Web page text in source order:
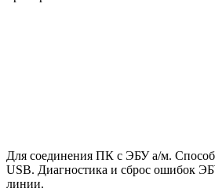
Для соединения ПК с ЭБУ а/м.
USB. Диагностика и сброс ошибок
линии.